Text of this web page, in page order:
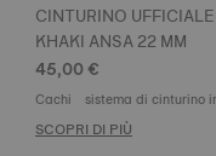
CINTURINO
KHAKI ANSA 22 MM
45,00 €
Cachi sistema di cinturino
SCOPRI DI PIÙ